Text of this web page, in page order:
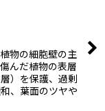
物の細胞壁の主
んだ植物の表層
）を保護、過剰
、葉面のツヤや